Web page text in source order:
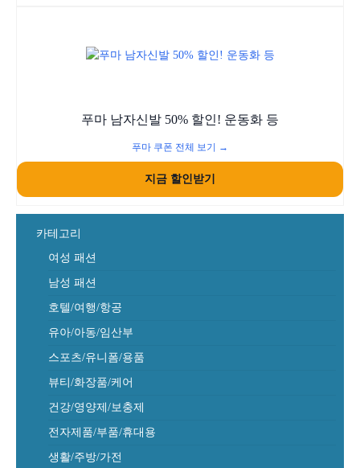
푸마 남자신발 50% 할인! 운동화 등
푸마 쿠폰 전체 보기 →
지금 할인받기
카테고리
여성 패션
남성 패션
호텔/여행/항공
유아/아동/임산부
스포츠/유니폼/용품
뷰티/화장품/케어
건강/영양제/보충제
전자제품/부품/휴대용
생활/주방/가전